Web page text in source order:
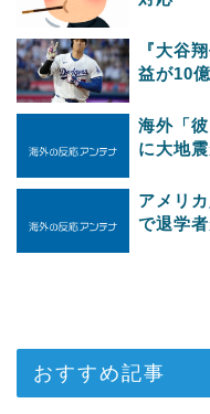
『大谷
益が10
海外「
に大地
アメリ
で退学
おすすめ記事